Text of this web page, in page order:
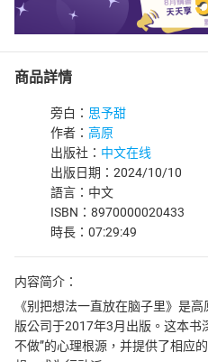
商品詳情
旁白： 思予甜
作者： 高原
出版社： 中文在线
出版日期：2024/10/10
語言：中文
ISBN：8970000020433
時長：07:29:49
内容简介：
《别把想法一直放在脑子里》是
版公司于2017年3月出版。这本书
不做”的心理根源，并提供了相应